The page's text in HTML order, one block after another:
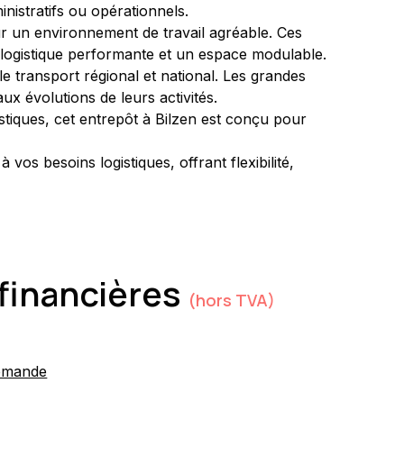
ou opérationnels.
un environnement de travail agréable. Ces
performante et un espace modulable.
transport régional et national. Les grandes
évolutions de leurs activités.
cet entrepôt à Bilzen est conçu pour
vos besoins logistiques, offrant flexibilité,
(hors TVA)